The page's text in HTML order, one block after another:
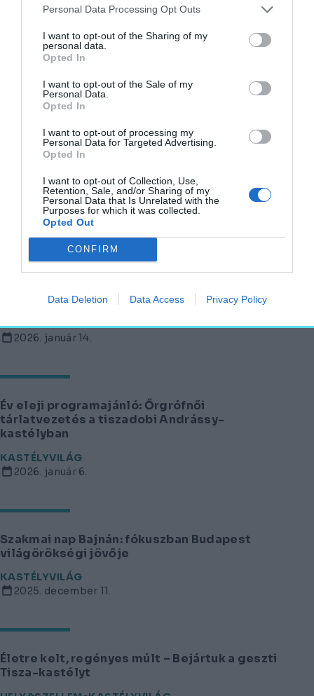
Personal Data Processing Opt Outs
I want to opt-out of the Sharing of my
personal data.
Opted In
I want to opt-out of the Sale of my
Personal Data.
Opted In
I want to opt-out of processing my
Personal Data for Targeted Advertising.
Opted In
I want to opt-out of Collection, Use,
Retention, Sale, and/or Sharing of my
Personal Data that Is Unrelated with the
Purposes for which it was collected.
Opted Out
CONFIRM
Data Deletion Data Access Privacy Policy
Farsang a kastélyban: jelmezbálban a
Festeticseknél
KASTÉLYVILÁG
2026. január 30.
vár a NÖF
KASTÉLYVILÁG
2026. január 29.
kultúra napját!
KASTÉLYVILÁG
2026. január 14.
Év eleji programajánló: Őrgrófnői
tárlatvezetés a tiszadobi Andrássy-
kastélyban
KASTÉLYVILÁG
2026. január 6.
Szakmai nap Bajnán: fókuszban Budapest
világörökségi jövője
KASTÉLYVILÁG
2025. december 11.
Életre kelt, regényes múlt – Bejártuk a geszti
Tisza-kastélyt